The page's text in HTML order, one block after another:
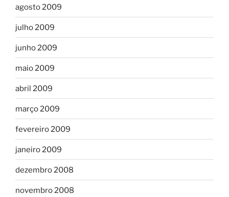
agosto 2009
julho 2009
junho 2009
maio 2009
abril 2009
março 2009
fevereiro 2009
janeiro 2009
dezembro 2008
novembro 2008